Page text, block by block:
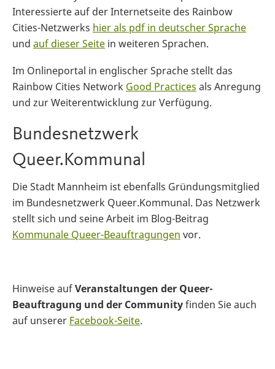
Interessierte auf der Internetseite des Rainbow
Cities-Netzwerks hier als pdf in deutscher Sprache
und auf dieser Seite in weiteren Sprachen.
Im Onlineportal in englischer Sprache stellt das
Rainbow Cities Network Good Practices als Anregung
und zur Weiterentwicklung zur Verfügung.
Bundesnetzwerk
Queer.Kommunal
Die Stadt Mannheim ist ebenfalls Gründungsmitglied
im Bundesnetzwerk Queer.Kommunal. Das Netzwerk
stellt sich und seine Arbeit im Blog-Beitrag
Kommunale Queer-Beauftragungen vor.
Hinweise aufVeranstaltungen der Queer-
Beauftragung und der Communityfinden Sie auch
auf unserer Facebook-Seite.